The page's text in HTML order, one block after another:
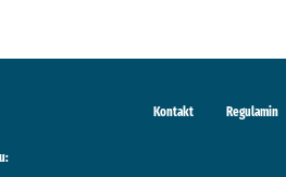
Kontakt Regulamin